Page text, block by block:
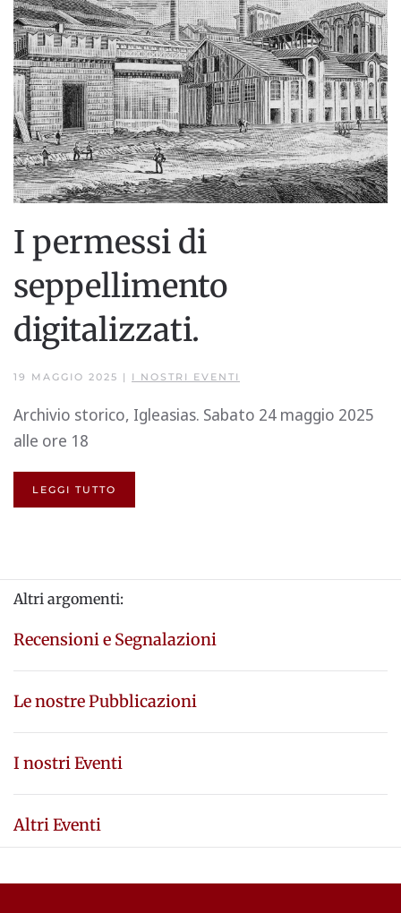
I permessi di
seppellimento
digitalizzati.
19 MAGGIO 2025 | I NOSTRI EVENTI
Archivio storico, Igleasias. Sabato 24 maggio 2025
alle ore 18
LEGGI TUTTO
Altri argomenti:
Recensioni e Segnalazioni
Le nostre Pubblicazioni
I nostri Eventi
Altri Eventi